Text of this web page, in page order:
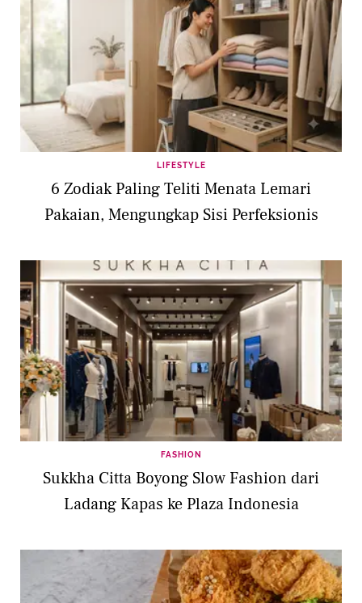
LIFESTYLE
6 Zodiak Paling Teliti Menata Lemari
Pakaian, Mengungkap Sisi Perfeksionis
FASHION
Sukkha Citta Boyong Slow Fashion dari
Ladang Kapas ke Plaza Indonesia